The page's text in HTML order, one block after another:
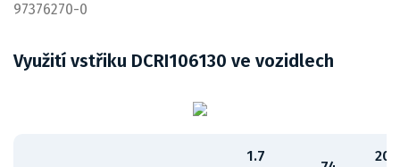
97376270-0
Využití vstřiku DCRI106130 ve vozidlech
1.7